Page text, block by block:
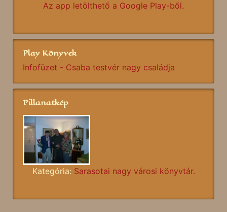
Az app letölthető a Google Play-ből.
Play Könyvek
Infofüzet - Csaba testvér nagy családja
Pillanatkép
Kategória: Sarasotai nagy városi könyvtár.